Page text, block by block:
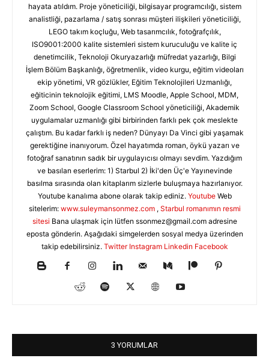
hayata atıldım. Proje yöneticiliği, bilgisayar programcılığı, sistem
analistliği, pazarlama / satış sonrası müşteri ilişkileri yöneticiliği,
LEGO takım koçluğu, Web tasarımcılık, fotoğrafçılık,
ISO9001:2000 kalite sistemleri sistem kuruculuğu ve kalite iç
denetimcilik, Teknoloji Okuryazarlığı müfredat yazarlığı, Bilgi
İşlem Bölüm Başkanlığı, öğretmenlik, video kurgu, eğitim videoları
ekip yönetimi, VR gözlükler, Eğitim Teknolojileri Uzmanlığı,
eğiticinin teknolojik eğitimi, LMS Moodle, Apple School, MDM,
Zoom School, Google Classroom School yöneticiliği, Akademik
uygulamalar uzmanlığı gibi birbirinden farklı pek çok meslekte
çalıştım. Bu kadar farklı iş neden? Dünyayı Da Vinci gibi yaşamak
gerektiğine inanıyorum. Özel hayatımda roman, öykü yazarı ve
fotoğraf sanatının sadık bir uygulayıcısı olmayı sevdim. Yazdığım
ve basılan eserlerim: 1) Starbul 2) İki'den Üç'e Yayınevinde
basılma sırasında olan kitaplarım sizlerle buluşmaya hazırlanıyor.
Youtube kanalıma abone olarak takip ediniz. YoutubeWeb
sitelerim: www.suleymansonmez.com , Starbul romanımın resmi
sitesi Bana ulaşmak için lütfen ssonmez@gmail.comadresine
eposta gönderin. Aşağıdaki simgelerden sosyal medya üzerinden
takip edebilirsiniz. Twitter Instagram Linkedin Facebook
3 YORUMLAR